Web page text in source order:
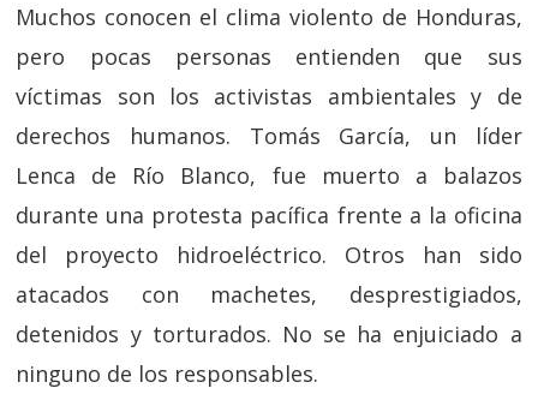
Muchos conocen el clima violento de Honduras,
pero pocas personas entienden que sus
víctimas son los activistas ambientales y de
derechos humanos. Tomás García, un líder
Lenca de Río Blanco, fue muerto a balazos
durante una protesta pacífica frente a la oficina
del proyecto hidroeléctrico. Otros han sido
atacados con machetes, desprestigiados,
detenidos y torturados. No se ha enjuiciado a
ninguno de los responsables.